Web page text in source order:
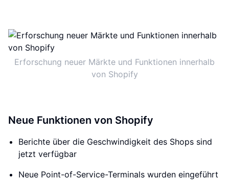
Erforschung neuer Märkte und Funktionen innerhalb
von Shopify
Neue Funktionen von Shopify
Berichte über die Geschwindigkeit des Shops sind
jetzt verfügbar
Neue Point-of-Service-Terminals wurden eingeführt